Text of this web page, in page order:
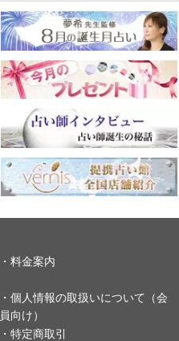
・料金案内
・個人情報の取扱いについて（会
員向け）
・特定商取引